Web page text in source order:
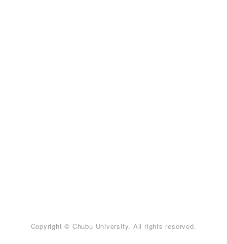
Copyright © Chubu University. All rights reserved.